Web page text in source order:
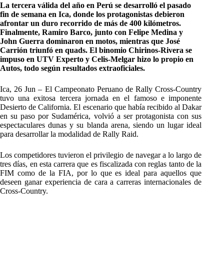
La tercera válida del año en Perú se desarrolló el pasado
fin de semana en Ica, donde los protagonistas debieron
afrontar un duro recorrido de más de 400 kilómetros.
Finalmente, Ramiro Barco, junto con Felipe Medina y
John Guerra dominaron en motos, mientras que José
Carrión triunfó en quads. El binomio Chirinos-Rivera se
impuso en UTV Experto y Celis-Melgar hizo lo propio en
Autos, todo según resultados extraoficiales.
Ica, 26 Jun – El Campeonato Peruano de Rally Cross-Country
tuvo una exitosa tercera jornada en el famoso e imponente
Desierto de California. El escenario que había recibido al Dakar
en su paso por Sudamérica, volvió a ser protagonista con sus
espectaculares dunas y su blanda arena, siendo un lugar ideal
para desarrollar la modalidad de Rally Raid.
Los competidores tuvieron el privilegio de navegar a lo largo de
tres días, en esta carrera que es fiscalizada con reglas tanto de la
FIM como de la FIA, por lo que es ideal para aquellos que
deseen ganar experiencia de cara a carreras internacionales de
Cross-Country.